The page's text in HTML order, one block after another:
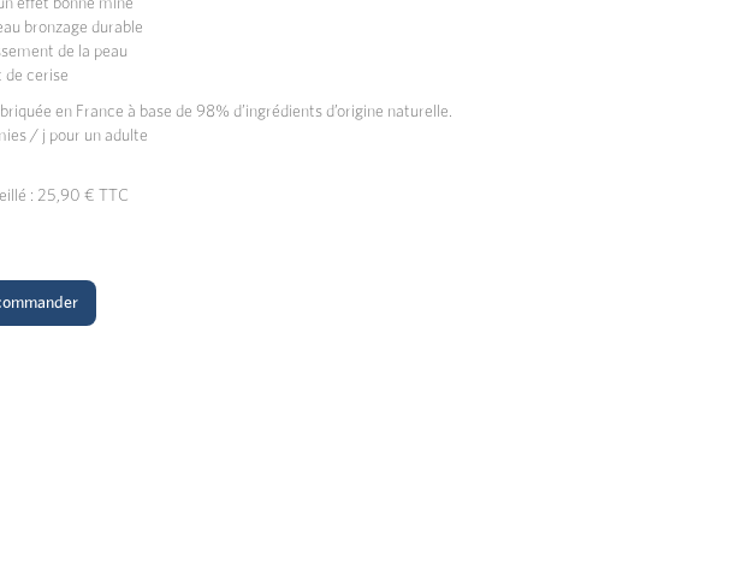
effet bonne mine
bronzage durable
de la peau
de cerise
en France à base de 98% d’ingrédients d’origine naturelle.
/ j pour un adulte
: 25,90 € TTC